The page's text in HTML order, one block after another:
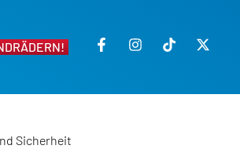
Sicherheit